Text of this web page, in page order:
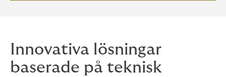
Innovativa lösningar
baserade på teknisk